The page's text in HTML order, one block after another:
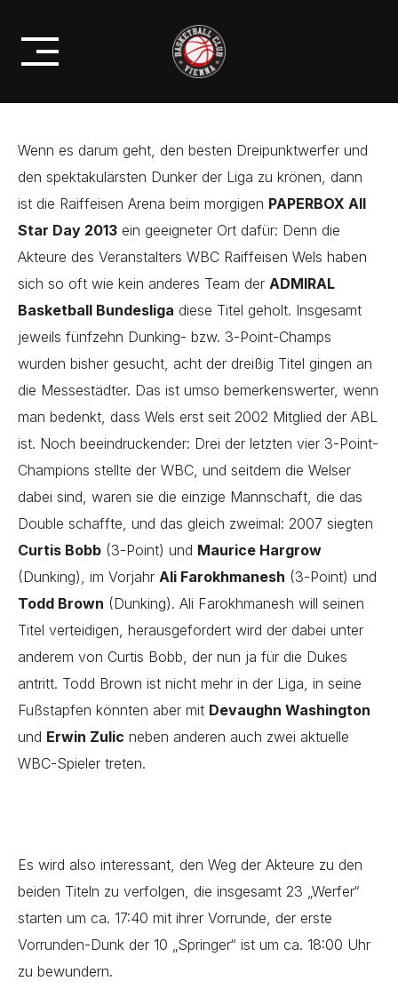
content
DIE SIDE-EVENTS BEIM
PAPERBOX ALL-STAR DAY
Wenn es darum geht, den besten Dreipunktwerfer und
den spektakulärsten Dunker der Liga zu krönen, dann
ist die Raiffeisen Arena beim morgigen PAPERBOX All
Star Day 2013 ein geeigneter Ort dafür: Denn die
Akteure des Veranstalters WBC Raiffeisen Wels haben
sich so oft wie kein anderes Team der ADMIRAL
Basketball Bundesliga diese Titel geholt. Insgesamt
jeweils fünfzehn Dunking- bzw. 3-Point-Champs
wurden bisher gesucht, acht der dreißig Titel gingen an
die Messestädter. Das ist umso bemerkenswerter, wenn
man bedenkt, dass Wels erst seit 2002 Mitglied der ABL
ist. Noch beeindruckender: Drei der letzten vier 3-Point-
Champions stellte der WBC, und seitdem die Welser
dabei sind, waren sie die einzige Mannschaft, die das
Double schaffte, und das gleich zweimal: 2007 siegten
Curtis Bobb (3-Point) und Maurice Hargrow
(Dunking), im Vorjahr Ali Farokhmanesh (3-Point) und
Todd Brown (Dunking). Ali Farokhmanesh will seinen
Titel verteidigen, herausgefordert wird der dabei unter
anderem von Curtis Bobb, der nun ja für die Dukes
antritt. Todd Brown ist nicht mehr in der Liga, in seine
Fußstapfen könnten aber mit Devaughn Washington
und Erwin Zulic neben anderen auch zwei aktuelle
WBC-Spieler treten.
Es wird also interessant, den Weg der Akteure zu den
beiden Titeln zu verfolgen, die insgesamt 23 „Werfer“
starten um ca. 17:40 mit ihrer Vorrunde, der erste
Vorrunden-Dunk der 10 „Springer“ ist um ca. 18:00 Uhr
zu bewundern.